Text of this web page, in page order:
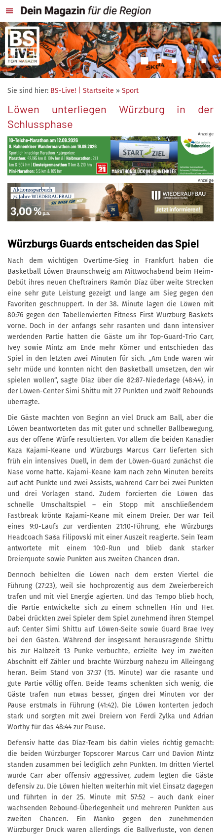
Sie sind hier: BS-Live! | Startseite » Sport
Löwen unterliegen Würzburg in der
Schlussphase
Anzeige
Anzeige
Würzburgs Guards entscheiden das Spiel
Nach dem wichtigen Overtime-Sieg in Frankfurt haben die
Basketball Löwen Braunschweig am Mittwochabend beim Heim-
Debüt ihres neuen Cheftrainers Ramón Díaz über weite Strecken
eine sehr gute Leistung gezeigt und lange am Sieg gegen den
Favoriten geschnuppert. In der 38. Minute lagen die Löwen mit
80:76 gegen den Tabellenvierten Fitness First Würzburg Baskets
vorne. Doch in der anfangs sehr rasanten und dann intensiver
werdenden Partie hatten die Gäste um ihr Top-Guard-Trio Carr,
Ivey sowie Mintz am Ende mehr Körner und entschieden das
Spiel in den letzten zwei Minuten für sich. „Am Ende waren wir
sehr müde und konnten nicht den Basketball umsetzen, den wir
spielen wollen“, sagte Díaz über die 82:87-Niederlage (48:44), in
der Löwen-Center Simi Shittu mit 27 Punkten und zwölf Rebounds
überragte.
Die Gäste machten von Beginn an viel Druck am Ball, aber die
Löwen beantworteten das mit guter und schneller Ballbewegung,
aus der offene Würfe resultierten. Vor allem die beiden Kanadier
Kaza Kajami-Keane und Würzburgs Marcus Carr lieferten sich
früh ein intensives Duell, in dem der Löwen-Guard zunächst die
Nase vorne hatte. Kajami-Keane kam nach zehn Minuten bereits
auf acht Punkte und zwei Assists, während Carr bei zwei Punkten
und drei Vorlagen stand. Zudem forcierten die Löwen das
schnelle Umschaltspiel – ein Stopp mit anschließendem
Fastbreak krönte Kajami-Keane mit einem Dreier. Der war Teil
eines 9:0-Laufs zur verdienten 21:10-Führung, ehe Würzburgs
Headcoach Saša Filipovski mit einer Auszeit reagierte. Sein Team
antwortete mit einem 10:0-Run und blieb dank starker
Dreierquote sowie Punkten aus zweiten Chancen dran.
Dennoch behielten die Löwen nach dem ersten Viertel die
Führung (27:23), weil sie hochprozentig aus dem Zweierbereich
trafen und mit viel Energie agierten. Und das Tempo blieb hoch,
die Partie entwickelte sich zu einem schnellen Hin und Her.
Dabei drückten zwei Spieler dem Spiel zunehmend ihren Stempel
auf: Center Simi Shittu auf Löwen-Seite sowie Guard Brae Ivey
bei den Gästen. Während der insgesamt herausragende Shittu
bis zur Halbzeit 13 Punke verbuchte, erzielte Ivey im zweiten
Abschnitt elf Zähler und brachte Würzburg nahezu im Alleingang
heran. Beim Stand von 37:37 (15. Minute) war die rasante und
gute Partie völlig offen. Beide Teams schenkten sich wenig, die
Gäste trafen nun etwas besser, gingen drei Minuten vor der
Pause erstmals in Führung (41:42). Die Löwen konterten jedoch
stark und sorgten mit zwei Dreiern von Ferdi Zylka und Adrian
Worthy für das 48:44 zur Pause.
Defensiv hatte das Díaz-Team bis dahin vieles richtig gemacht:
die beiden Würzburger Topscorer Marcus Carr und Davion Mintz
standen zusammen bei lediglich zehn Punkten. Im dritten Viertel
wurde Carr aber offensiv aggressiver, zudem legten die Gäste
defensiv zu. Die Löwen hielten weiterhin mit viel Einsatz dagegen
und führten in der 25. Minute mit 57:52 – auch dank einer
wachsenden Rebound-Überlegenheit und mehreren Punkten aus
zweiten Chancen. Ein Manko gegen den zunehmenden
Würzburger Druck waren allerdings die Ballverluste, von denen